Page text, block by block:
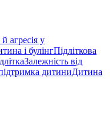
агресія у
і булінгПідліткова
Залежність від
дитиниДитина